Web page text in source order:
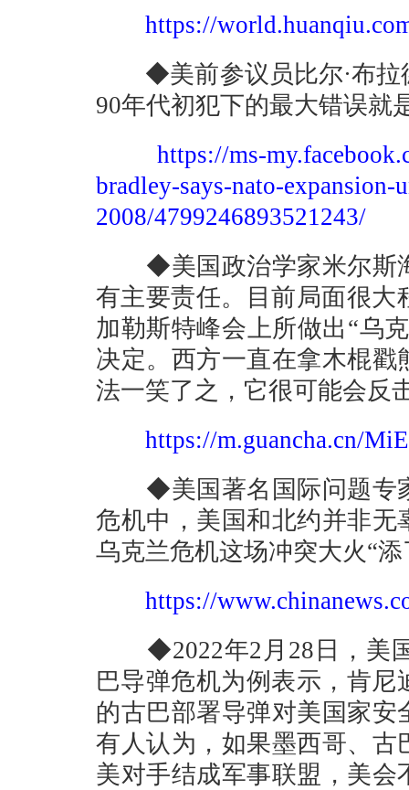
https://
◆美前参议员比尔·布拉
90年代初犯下的最大错误就
https://ms-
bradley-says-nato-expansion-
2008/4799246893521243/
◆美国政治学家米尔斯海
有主要责任。目前局面很大
加勒斯特峰会上所做出“乌
决定。西方一直在拿木棍
法一笑了之，它很可能会反
https://m.guancha.cn/
◆美国著名国际问题专家
危机中，美国和北约并非
乌克兰危机这场冲突大火“
https://
◆2022年2月28日，美国
巴导弹危机为例表示，肯
的古巴部署导弹对美国家
有人认为，如果墨西哥、
美对手结成军事联盟，美